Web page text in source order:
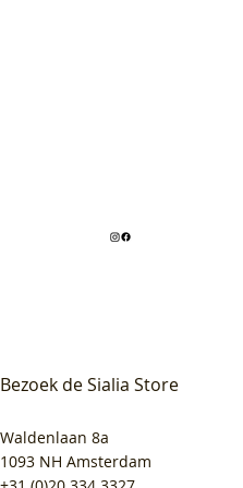
Bezoek de Sialia Store
Waldenlaan 8a
1093 NH Amsterdam